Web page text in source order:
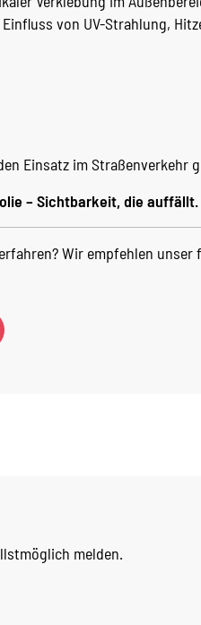
von UV-Strahlung,
Einsatz im Straßenverkehr
– Sichtbarkeit, die auffällt.
Wir empfehlen
melden.